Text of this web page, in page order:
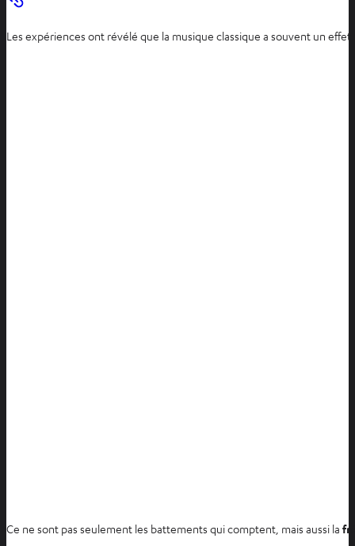
Les expériences ont révélé que la musique classique a souvent un
Ce ne sont pas seulement les battements qui comptent, mais aussi la